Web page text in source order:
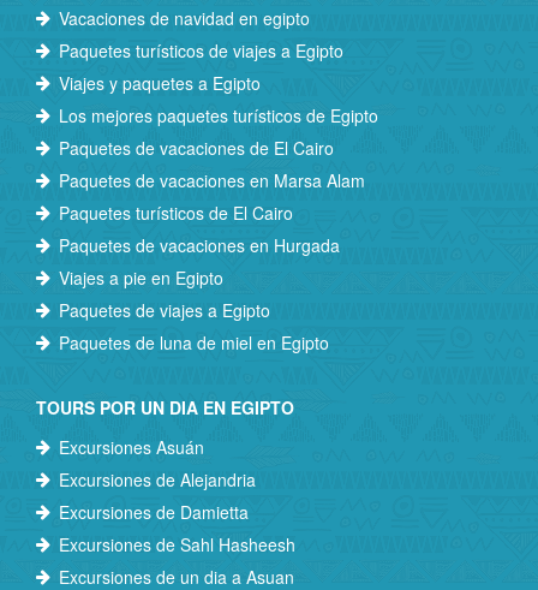
Vacaciones de navidad en egipto
Paquetes turísticos de viajes a Egipto
Viajes y paquetes a Egipto
Los mejores paquetes turísticos de Egipto
Paquetes de vacaciones de El Cairo
Paquetes de vacaciones en Marsa Alam
Paquetes turísticos de El Cairo
Paquetes de vacaciones en Hurgada
Viajes a pie en Egipto
Paquetes de viajes a Egipto
Paquetes de luna de miel en Egipto
TOURS POR UN DIA EN EGIPTO
Excursiones Asuán
Excursiones de Alejandria
Excursiones de Damietta
Excursiones de Sahl Hasheesh
Excursiones de un dia a Asuan